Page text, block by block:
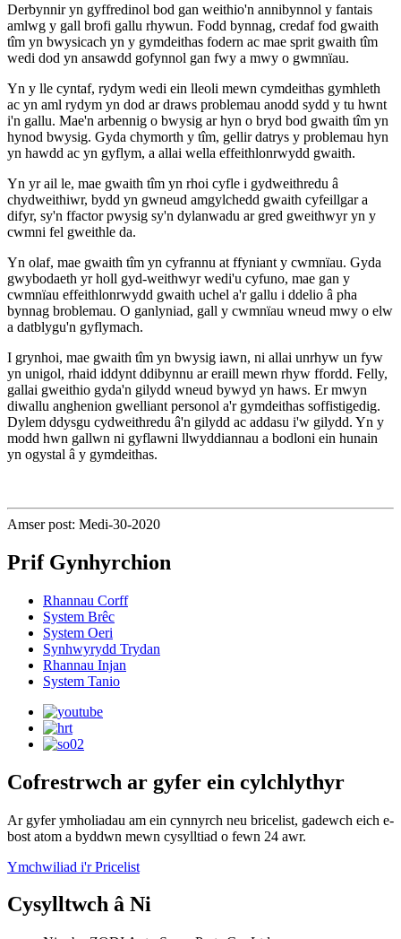
Derbynnir yn gyffredinol bod gan weithio'n annibynnol y fantais
amlwg y gall brofi gallu rhywun. Fodd bynnag, credaf fod gwaith
tîm yn bwysicach yn y gymdeithas fodern ac mae sprit gwaith tîm
wedi dod yn ansawdd gofynnol gan fwy a mwy o gwmnïau.
Yn y lle cyntaf, rydym wedi ein lleoli mewn cymdeithas gymhleth
ac yn aml rydym yn dod ar draws problemau anodd sydd y tu hwnt
i'n gallu. Mae'n arbennig o bwysig ar hyn o bryd bod gwaith tîm yn
hynod bwysig. Gyda chymorth y tîm, gellir datrys y problemau hyn
yn hawdd ac yn gyflym, a allai wella effeithlonrwydd gwaith.
Yn yr ail le, mae gwaith tîm yn rhoi cyfle i gydweithredu â
chydweithiwr, bydd yn gwneud amgylchedd gwaith cyfeillgar a
difyr, sy'n ffactor pwysig sy'n dylanwadu ar gred gweithwyr yn y
cwmni fel gweithle da.
Yn olaf, mae gwaith tîm yn cyfrannu at ffyniant y cwmnïau. Gyda
gwybodaeth yr holl gyd-weithwyr wedi'u cyfuno, mae gan y
cwmnïau effeithlonrwydd gwaith uchel a'r gallu i ddelio â pha
bynnag broblemau. O ganlyniad, gall y cwmnïau wneud mwy o elw
a datblygu'n gyflymach.
I grynhoi, mae gwaith tîm yn bwysig iawn, ni allai unrhyw un fyw
yn unigol, rhaid iddynt ddibynnu ar eraill mewn rhyw ffordd. Felly,
gallai gweithio gyda'n gilydd wneud bywyd yn haws. Er mwyn
diwallu anghenion gwelliant personol a'r gymdeithas soffistigedig.
Dylem ddysgu cydweithredu â'n gilydd ac addasu i'w gilydd. Yn y
modd hwn gallwn ni gyflawni llwyddiannau a bodloni ein hunain
yn ogystal â y gymdeithas.
Amser post: Medi-30-2020
Prif Gynhyrchion
Rhannau Corff
System Brêc
System Oeri
Synhwyrydd Trydan
Rhannau Injan
System Tanio
Cofrestrwch ar gyfer ein cylchlythyr
Ar gyfer ymholiadau am ein cynnyrch neu bricelist, gadewch eich e-
bost atom a byddwn mewn cysylltiad o fewn 24 awr.
Ymchwiliad i'r Pricelist
Cysylltwch â Ni